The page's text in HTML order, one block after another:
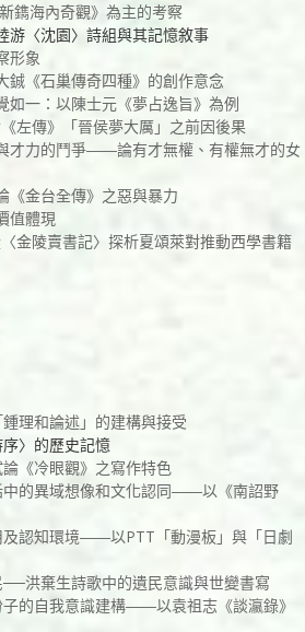
鐫海內奇觀》為主的考察
〈沈園〉詩組與其記憶敘事
形象
鋮《石巢傳奇四種》的創作意念
如一：以陳士元《夢占逸旨》為例
左傳》「晉侯夢大厲」之前因後果
才力的鬥爭――論有才無權、有權無才的女
《金台全傳》之惡與暴力
值體現
金陵賣書記〉探析夏頌萊對推動西學書籍
理和論述」的建構與接受
〉的歷史記憶
《冷眼觀》之寫作特色
中的異域想像和文化認同――以《南詔野
及認知環境――以PTT「動漫板」與「日劇
洪棄生詩歌中的遺民意識與世變書寫
的自我意識建構――以袁祖志《談瀛錄》